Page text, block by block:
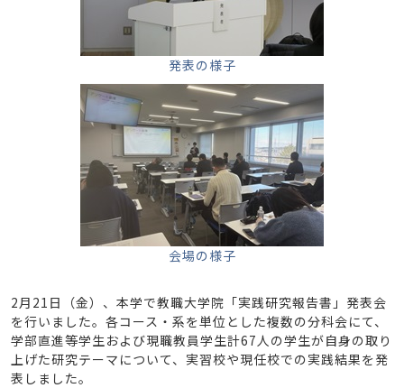
発表の様子
会場の様子
2月21日（金）、本学で教職大学院「実践研究報告書」発表会
を行いました。各コース・系を単位とした複数の分科会にて、
学部直進等学生および現職教員学生計67人の学生が自身の取り
上げた研究テーマについて、実習校や現任校での実践結果を発
表しました。